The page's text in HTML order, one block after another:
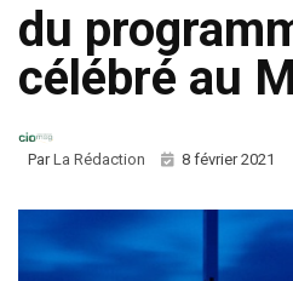
du
célébré au
ParLa Rédaction 8 février 2021